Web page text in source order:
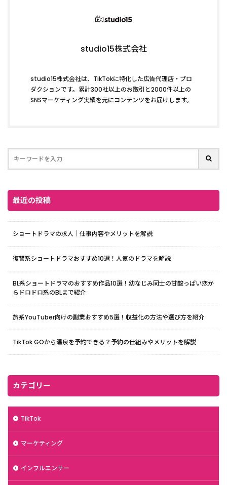
studio15株式会社
studio15株式会社は、TikTokに特化した広告代理店・プロ
ダクションです。累計300社以上のお取引と2000件以上の
SNSマーケティング実績を元にコンテンツをお届けします。
最近の投稿
ショートドラマの求人｜仕事内容やメリットを解説
復讐系ショートドラマおすすめ10選！人気のドラマを解説
BL系ショートドラマのおすすめ作品10選！幼なじみ同士の甘酸っぱい恋か
らドロドロ系のBLまで紹介
旅系YouTuber向けの副業おすすめ5選！収益化の方法や選び方を紹介
TikTok GOから温泉を予約できる？予約の仕組みやメリットを解説
カテゴリー
TikTok
マーケティング
インフルエンサー